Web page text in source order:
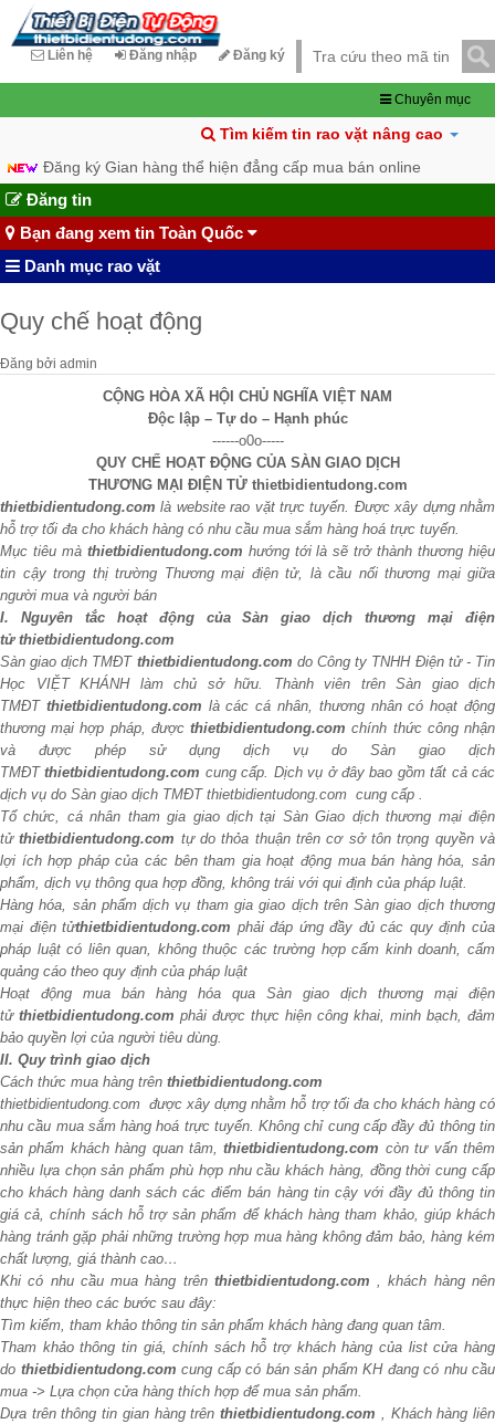
Liên hệ Đăng nhập Đăng ký
Chuyên mục
Tìm kiếm tin rao vặt nâng cao
Đăng ký Gian hàng thể hiện đẳng cấp mua bán online
Đăng tin
Bạn đang xem tin Toàn Quốc
Danh mục rao vặt
Quy chế hoạt động
Đăng bởi admin
CỘNG HÒA XÃ HỘI CHỦ NGHĨA VIỆT NAM
Độc lập – Tự do – Hạnh phúc
------o0o-----
QUY CHẾ HOẠT ĐỘNG CỦA SÀN GIAO DỊCH
THƯƠNG MẠI ĐIỆN TỬ thietbidientudong.com
thietbidientudong.comlà website rao vặt trực tuyến. Được xây dựng nhằm
hỗ trợ tối đa cho khách hàng có nhu cầu mua sắm hàng hoá trực tuyến.
Mục tiêu mà thietbidientudong.com hướng tới là sẽ trở thành thương hiệu
tin cậy trong thị trường Thương mại điện tử, là cầu nối thương mại giữa
người mua và người bán
I. Nguyên tắc hoạt động của Sàn giao dịch thương mại điện
tử thietbidientudong.com
Sàn giao dịch TMĐT thietbidientudong.com do Công ty TNHH Điện tử - Tin
Học VIỆT KHÁNH làm chủ sở hữu. Thành viên trên Sàn giao dịch
TMĐT thietbidientudong.com là các cá nhân, thương nhân có hoạt động
thương mại hợp pháp, đượcthietbidientudong.comchính thức công nhận
và được phép sử dụng dịch vụ do Sàn giao dịch
TMĐTthietbidientudong.com cung cấp. Dịch vụ ở đây bao gồm tất cả các
dịch vụ do Sàn giao dịch TMĐT thietbidientudong.com cung cấp .
Tổ chức, cá nhân tham gia giao dịch tại Sàn Giao dịch thương mại điện
tửthietbidientudong.com tự do thỏa thuận trên cơ sở tôn trọng quyền và
lợi ích hợp pháp của các bên tham gia hoạt động mua bán hàng hóa, sản
phẩm, dịch vụ thông qua hợp đồng, không trái với qui định của pháp luật.
Hàng hóa, sản phẩm dịch vụ tham gia giao dịch trên Sàn giao dịch thương
mại điện tửthietbidientudong.com phải đáp ứng đầy đủ các quy định của
pháp luật có liên quan, không thuộc các trường hợp cấm kinh doanh, cấm
quảng cáo theo quy định của pháp luật
Hoạt động mua bán hàng hóa qua Sàn giao dịch thương mại điện
tử thietbidientudong.com phải được thực hiện công khai, minh bạch, đảm
bảo quyền lợi của người tiêu dùng.
II. Quy trình giao dịch
Cách thức mua hàng trên thietbidientudong.com
thietbidientudong.com được xây dựng nhằm hỗ trợ tối đa cho khách hàng có
nhu cầu mua sắm hàng hoá trực tuyến. Không chỉ cung cấp đầy đủ thông tin
sản phẩm khách hàng quan tâm,thietbidientudong.com còn tư vấn thêm
nhiều lựa chọn sản phẩm phù hợp nhu cầu khách hàng, đồng thời cung cấp
cho khách hàng danh sách các điểm bán hàng tin cậy với đầy đủ thông tin
giá cả, chính sách hỗ trợ sản phẩm để khách hàng tham khảo, giúp khách
hàng tránh gặp phải những trường hợp mua hàng không đảm bảo, hàng kém
chất lượng, giá thành cao…
Khi có nhu cầu mua hàng trên thietbidientudong.com, khách hàng nên
thực hiện theo các bước sau đây:
Tìm kiếm, tham khảo thông tin sản phẩm khách hàng đang quan tâm.
Tham khảo thông tin giá, chính sách hỗ trợ khách hàng của list cửa hàng
do thietbidientudong.com cung cấp có bán sản phẩm KH đang có nhu cầu
mua -> Lựa chọn cửa hàng thích hợp để mua sản phẩm.
Dựa trên thông tin gian hàng trênthietbidientudong.com , Khách hàng liên